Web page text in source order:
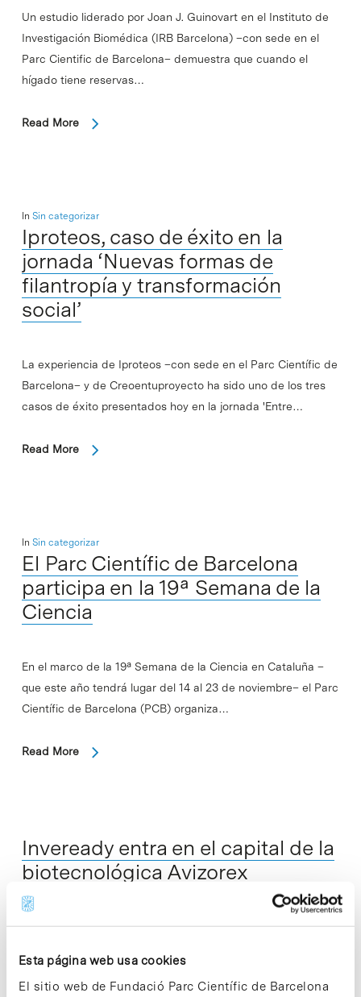
Esta página web usa cookies
El sitio web de Fundació Parc Científic de Barcelona
Un estudio liderado por Joan J. Guinovart en el Instituto de
Investigación Biomédica (IRB Barcelona) –con sede en el
Parc Cientific de Barcelona– demuestra que cuando el
hígado tiene reservas…
Read More
In Sin categorizar
Iproteos, caso de éxito en la
jornada ‘Nuevas formas de
filantropía y transformación
social’
La experiencia de Iproteos –con sede en el Parc Científic de
Barcelona– y de Creoentuproyecto ha sido uno de los tres
casos de éxito presentados hoy en la jornada 'Entre…
Read More
In Sin categorizar
El Parc Científic de Barcelona
participa en la 19ª Semana de la
Ciencia
En el marco de la 19ª Semana de la Ciencia en Cataluña –
que este año tendrá lugar del 14 al 23 de noviembre– el Parc
Científic de Barcelona (PCB) organiza…
Read More
Inveready entra en el capital de la
biotecnológica Avizorex